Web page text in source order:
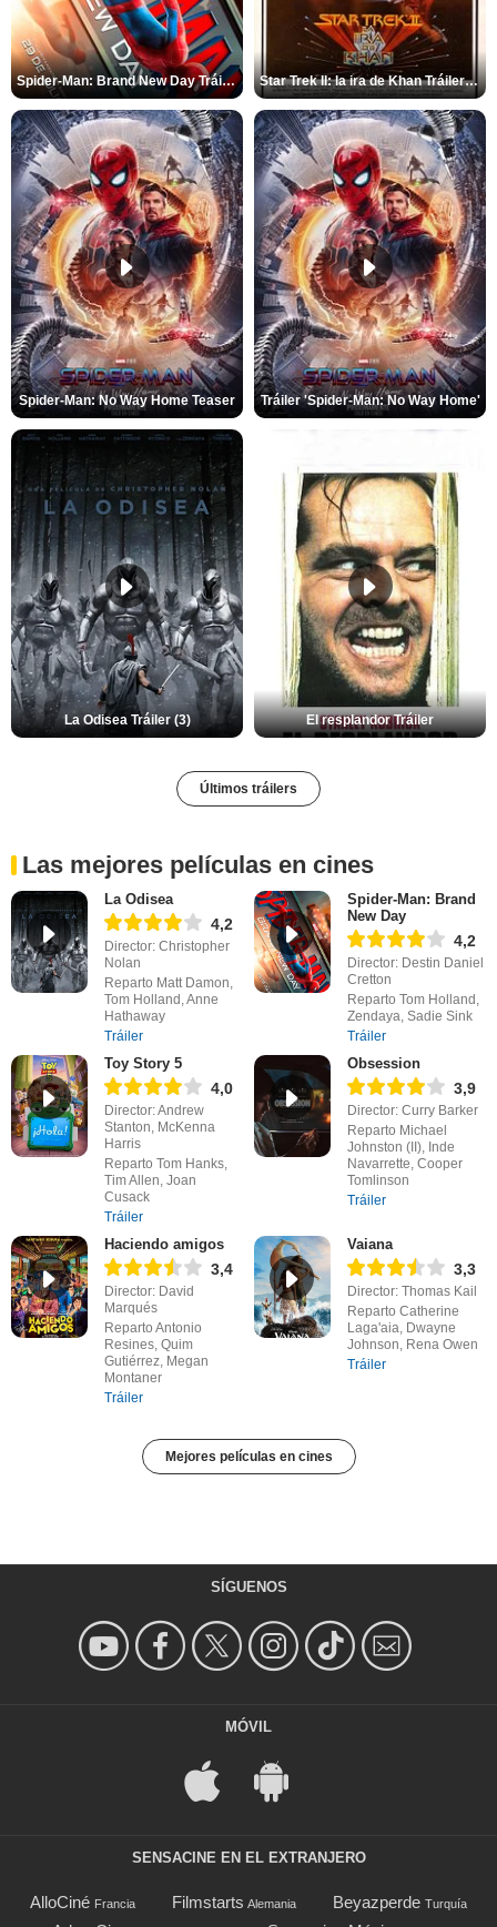
Spider-Man: Brand New Day Tráiler (3) Star Trek II: la ira de Khan Tráiler VO
Spider-Man: No Way Home Teaser Tráiler 'Spider-Man: No Way Home'
La Odisea Tráiler (3) El resplandor Tráiler
Últimos tráilers
Las mejores películas en cines
La Odisea
4,2
Director: Christopher
Nolan
Reparto Matt Damon,
Tom Holland, Anne
Hathaway
Tráiler
Spider-Man: Brand
New Day
4,2
Director: Destin Daniel
Cretton
Reparto Tom Holland,
Zendaya, Sadie Sink
Tráiler
Toy Story 5
4,0
Director: Andrew
Stanton, McKenna
Harris
Reparto Tom Hanks,
Tim Allen, Joan
Cusack
Tráiler
Obsession
3,9
Director: Curry Barker
Reparto Michael
Johnston (II), Inde
Navarrette, Cooper
Tomlinson
Tráiler
Haciendo amigos
3,4
Director: David
Marqués
Reparto Antonio
Resines, Quim
Gutiérrez, Megan
Montaner
Tráiler
Vaiana
3,3
Director: Thomas Kail
Reparto Catherine
Laga'aia, Dwayne
Johnson, Rena Owen
Tráiler
Mejores películas en cines
SÍGUENOS
MÓVIL
SENSACINE EN EL EXTRANJERO
AlloCiné Francia Filmstarts Alemania Beyazperde Turquía